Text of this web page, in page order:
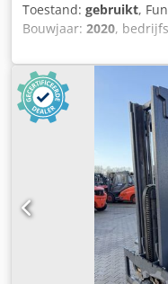
Toestand: gebruikt,
Bouwjaar: 2020,
brandstoftype:gas,
mm,
Treibgas
, Gasheftruck
ISO-klasse 3 = 2.500 -
Gebruiksklaar en
goed Voorbanden
Superelastisch
ventiel, achterste
verwarming, volledig
binnenspiegel,
LED-verlichting, Blue
gasfles, dubbel pedaal